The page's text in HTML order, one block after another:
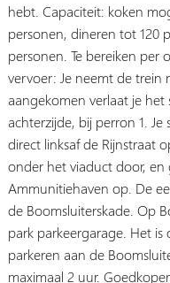
hebt. Capaciteit: koken
personen, dineren tot 120
personen. Te bereiken
vervoer: Je neemt de trein
aangekomen verlaat je
achterzijde, bij perron 1.
direct linksaf de Rijnstraat
onder het viaduct door, en
Ammunitiehaven op. De
de Boomsluiterskade. Op
park parkeergarage. Het
parkeren aan de
maximaal 2 uur.